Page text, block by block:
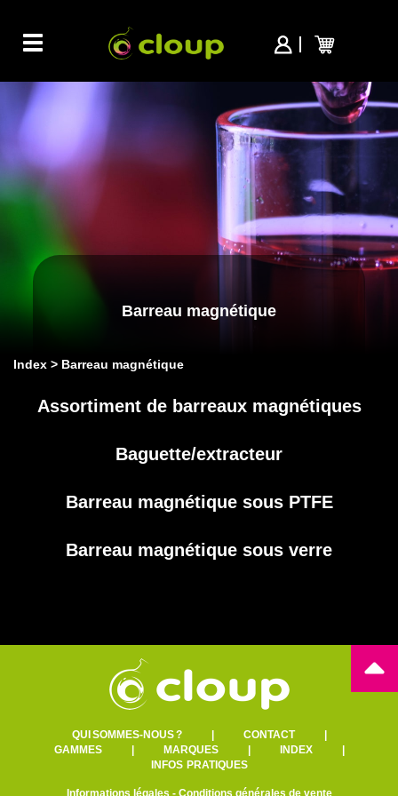
Toggle
navigation
Barreau magnétique
Index Barreau magnétique
Assortiment de barreaux magnétiques
Baguette/extracteur
Barreau magnétique sous PTFE
Barreau magnétique sous verre
QUI SOMMES-NOUS ?| CONTACT|
GAMMES| MARQUES| INDEX|
INFOS PRATIQUES
Informations légales - Conditions générales de vente